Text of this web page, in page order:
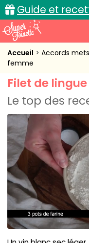
Guide et
Accueil
Cuisine pratique
L'actu cuisine
Accueil Accords
femme
Filet de
Le top des